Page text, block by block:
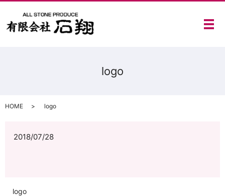
メ
logo
HOME logo
2018/07/28
logo